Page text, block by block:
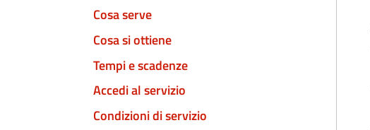
Cosa serve
Cosa si ottiene
Tempi e scadenze
Accedi al servizio
Condizioni di servizio